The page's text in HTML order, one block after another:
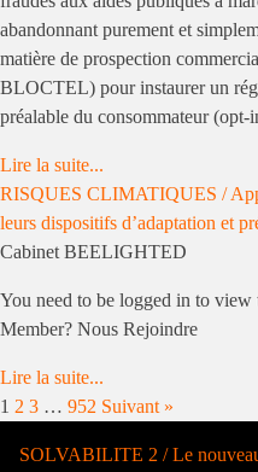
abandonnant purement et
matière de prospection
BLOCTEL) pour instaurer un
préalable du consommateur
Lire la suite...
RISQUES CLIMATIQUES /
leurs dispositifs d’adaptation et
Cabinet BEELIGHTED
You need to be logged in to
Member? Nous Rejoindre
Lire la suite...
1 2 3 … 952 Suivant »
SOLVABILITE 2 / Le